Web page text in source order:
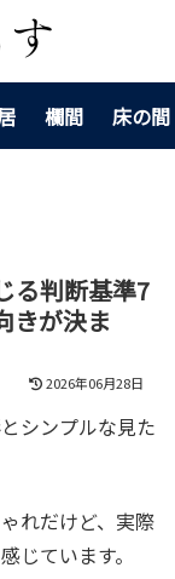
欄間 床の間
る判断基準7
きが決ま
2026年06月28日
シンプルな見た
れだけど、実際
じています。